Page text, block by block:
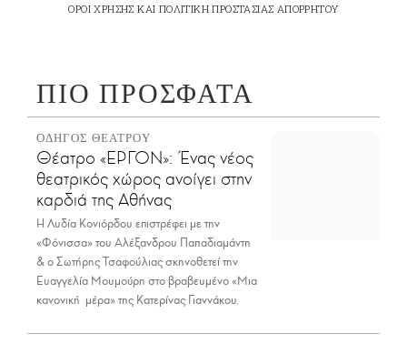
ΟΡΟΙ ΧΡΗΣΗΣ ΚΑΙ ΠΟΛΙΤΙΚΗ ΠΡΟΣΤΑΣΙΑΣ ΑΠΟΡΡΗΤΟΥ
ΠΙΟ ΠΡΟΣΦΑΤΑ
ΟΔΗΓΟΣ ΘΕΑΤΡΟΥ
Θέατρο «ΕΡΓΟΝ»: Ένας νέος
θεατρικός χώρος ανοίγει στην
καρδιά της Αθήνας
Η Λυδία Κονιόρδου επιστρέφει με την
«Φόνισσα» του Αλέξανδρου Παπαδιαμάντη
& ο Σωτήρης Τσαφούλιας σκηνοθετεί την
Ευαγγελία Μουμούρη στο βραβευμένο «Μια
κανονική μέρα» της Κατερίνας Γιαννάκου.